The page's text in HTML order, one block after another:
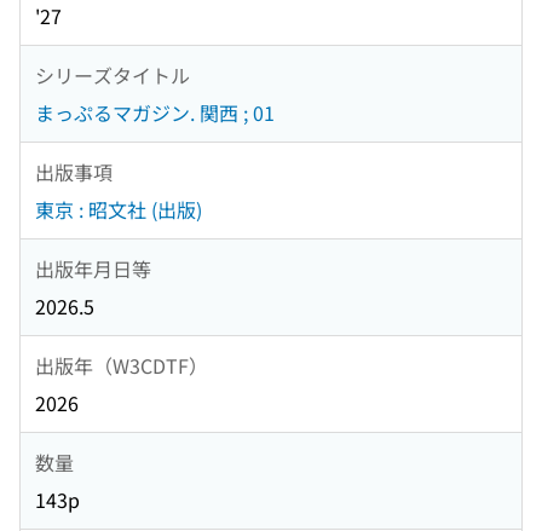
'27
シリーズタイトル
まっぷるマガジン. 関西 ; 01
出版事項
東京 : 昭文社 (出版)
出版年月日等
2026.5
出版年（W3CDTF）
2026
数量
143p